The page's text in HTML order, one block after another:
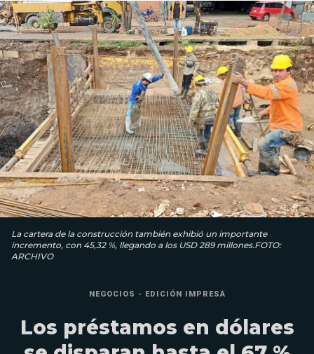
La cartera de la construcción también exhibió un importante
incremento, con 45,32 %, llegando a los USD 289 millones.FOTO:
ARCHIVO
NEGOCIOS - EDICIÓN IMPRESA
Los préstamos en dólares